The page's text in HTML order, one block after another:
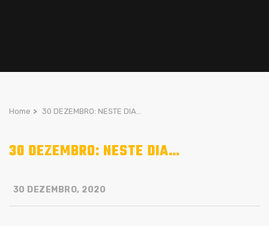
Home > 30 DEZEMBRO: NESTE DIA…
30 DEZEMBRO: NESTE DIA…
30 DEZEMBRO, 2020